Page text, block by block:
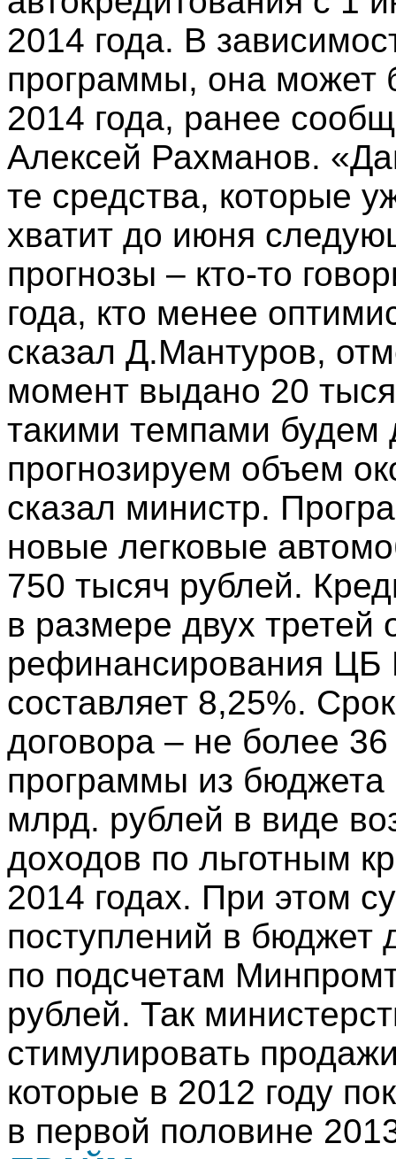
2014 года. В
программы, она может
2014 года, ранее
Алексей Рахманов.
те средства, которые
хватит до июня
прогнозы – кто-то
года, кто менее
сказал Д.Мантуров,
момент выдано 20
такими темпами будем
прогнозируем объем
сказал министр.
новые легковые
750 тысяч рублей.
в размере двух третей
рефинансирования ЦБ
составляет 8,25%.
договора – не более
программы из
млрд. рублей в виде
доходов по льготным
2014 годах. При этом
поступлений в бюджет
по подсчетам
рублей. Так
стимулировать
которые в 2012 году
в первой половине